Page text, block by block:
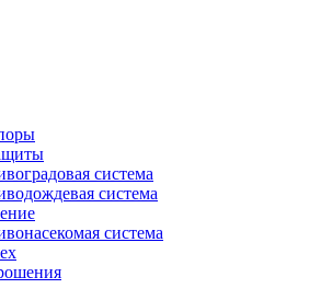
система
система
система